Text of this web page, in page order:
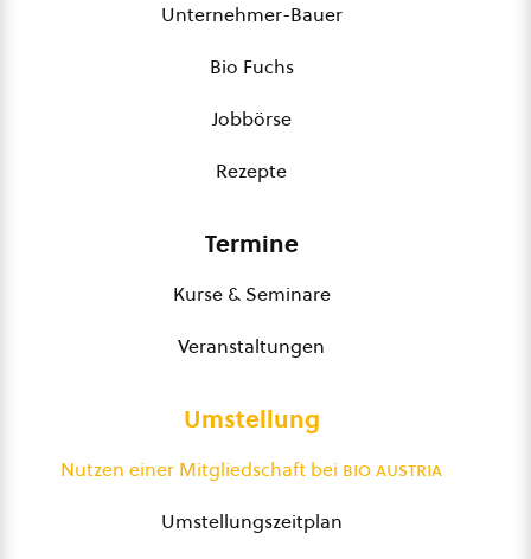
Unternehmer-Bauer
Bio Fuchs
Jobbörse
Rezepte
Termine
Kurse & Seminare
Veranstaltungen
Umstellung
Nutzen einer Mitgliedschaft bei bio austria
Umstellungszeitplan